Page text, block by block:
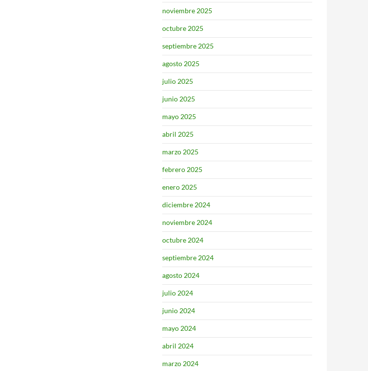
noviembre 2025
octubre 2025
septiembre 2025
agosto 2025
julio 2025
junio 2025
mayo 2025
abril 2025
marzo 2025
febrero 2025
enero 2025
diciembre 2024
noviembre 2024
octubre 2024
septiembre 2024
agosto 2024
julio 2024
junio 2024
mayo 2024
abril 2024
marzo 2024